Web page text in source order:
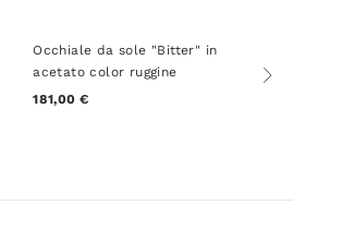
Occhiale da sole "Bitter" in
acetato color ruggine
181,00 €